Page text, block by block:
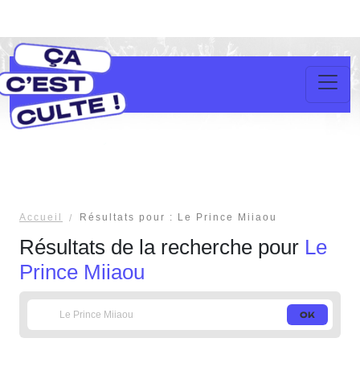
Accueil Résultats pour : Le Prince Miiaou
Résultats de la recherche pour Le
Prince Miiaou